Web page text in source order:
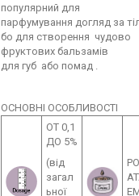
популярний для
парфумування догляд за
бо для створення чудово
фруктових бальзамів
для губ або помад .
ОСНОВНІ ОСОБЛИВОСТІ
ОТ 0,1
ДО 5%
(від
загал
ьної